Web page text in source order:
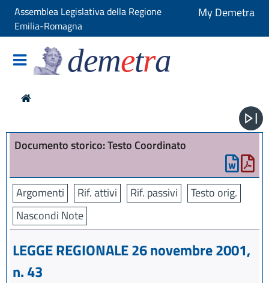
Assemblea Legislativa della Regione
Emilia-Romagna
My Demetra
demetra
Documento storico: Testo Coordinato
Argomenti Rif. attivi Rif. passivi
Testo orig.
Nascondi Note
LEGGE REGIONALE 26 novembre 2001,
n. 43